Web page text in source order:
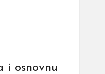
i osnovnu